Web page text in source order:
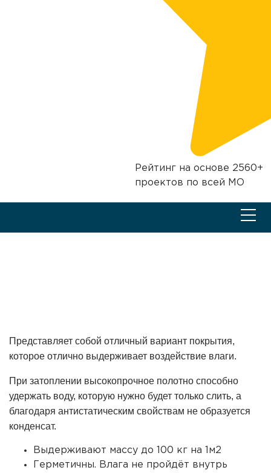
Рейтинг на основе 2560+
проектов по всей МО
Представляет собой отличный вариант покрытия,
которое отлично выдерживает воздействие влаги.
При затоплении высокопрочное полотно способно
удержать воду, которую нужно будет только слить, а
благодаря антистатическим свойствам не образуется
конденсат.
Выдерживают массу до 100 кг на 1м2
Герметичны. Влага не пройдёт внутрь